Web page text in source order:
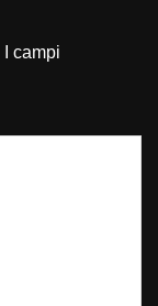
I campi